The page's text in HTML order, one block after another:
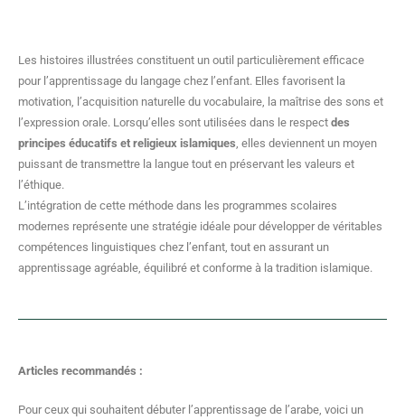
Les histoires illustrées constituent un outil particulièrement efficace
pour l’apprentissage du langage chez l’enfant. Elles favorisent la
motivation, l’acquisition naturelle du vocabulaire, la maîtrise des sons et
l’expression orale. Lorsqu’elles sont utilisées dans le respect des
principes éducatifs et religieux islamiques, elles deviennent un moyen
puissant de transmettre la langue tout en préservant les valeurs et
l’éthique.
L’intégration de cette méthode dans les programmes scolaires
modernes représente une stratégie idéale pour développer de véritables
compétences linguistiques chez l’enfant, tout en assurant un
apprentissage agréable, équilibré et conforme à la tradition islamique.
Articles recommandés :
Pour ceux qui souhaitent débuter l’apprentissage de l’arabe, voici un